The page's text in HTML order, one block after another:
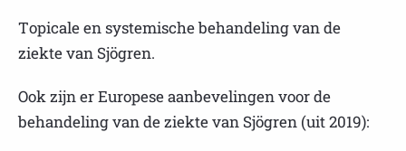
Topicale en systemische behandeling van de
ziekte van Sjögren.
Ook zijn er Europese aanbevelingen voor de
behandeling van de ziekte van Sjögren (uit 2019):